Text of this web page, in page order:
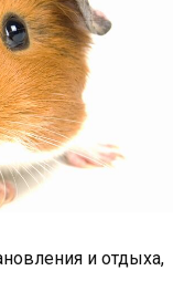
и отдыха,